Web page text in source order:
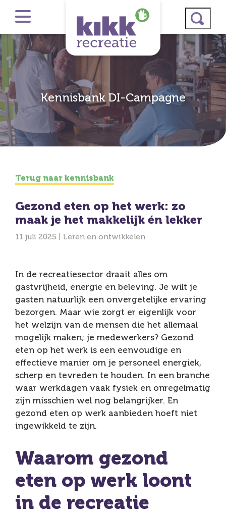
Kennisbank DI-Campagne
Terug naar kennisbank
Gezond eten op het werk: zo
maak je het makkelijk én lekker
11 juli 2025 | Leren en ontwikkelen
In de recreatiesector draait alles om
gastvrijheid, energie en beleving. Je wilt je
gasten natuurlijk een onvergetelijke ervaring
bezorgen. Maar wie zorgt er eigenlijk voor
het welzijn van de mensen die het allemaal
mogelijk maken; je medewerkers? Gezond
eten op het werk is een eenvoudige en
effectieve manier om je personeel energiek,
scherp en tevreden te houden. In een branche
waar werkdagen vaak fysiek en onregelmatig
zijn misschien wel nog belangrijker. En
gezond eten op werk aanbieden hoeft niet
ingewikkeld te zijn.
Waarom gezond
eten op werk loont
in de recreatie